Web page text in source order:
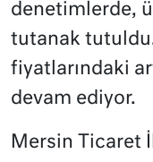
denetimlerde,
tutanak
fiyatlarındaki
devam ediyor.
Mersin Ticaret